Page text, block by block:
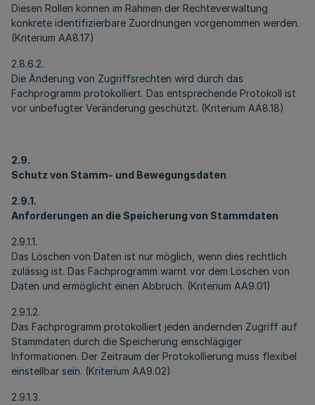
Diesen Rollen können im Rahmen der Rechteverwaltung
konkrete identifizierbare Zuordnungen vorgenommen werden.
(Kriterium AA8.17)
2.8.6.2.
Die Änderung von Zugriffsrechten wird durch das
Fachprogramm protokolliert. Das entsprechende Protokoll ist
vor unbefugter Veränderung geschützt. (Kriterium AA8.18)
2.9.
Schutz von Stamm- und Bewegungsdaten
2.9.1.
Anforderungen an die Speicherung von Stammdaten
2.9.1.1.
Das Löschen von Daten ist nur möglich, wenn dies rechtlich
zulässig ist. Das Fachprogramm warnt vor dem Löschen von
Daten und ermöglicht einen Abbruch. (Kriterium AA9.01)
2.9.1.2.
Das Fachprogramm protokolliert jeden ändernden Zugriff auf
Stammdaten durch die Speicherung einschlägiger
Informationen. Der Zeitraum der Protokollierung muss flexibel
einstellbar sein. (Kriterium AA9.02)
2.9.1.3.